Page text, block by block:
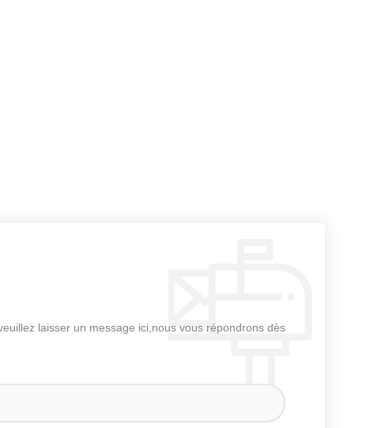
laisser un message ici,nous vous répondrons dès